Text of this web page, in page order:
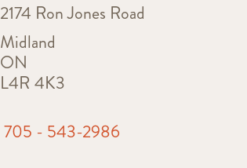
2174 Ron Jones Road
Midland
ON
L4R 4K3
705 - 543-2986